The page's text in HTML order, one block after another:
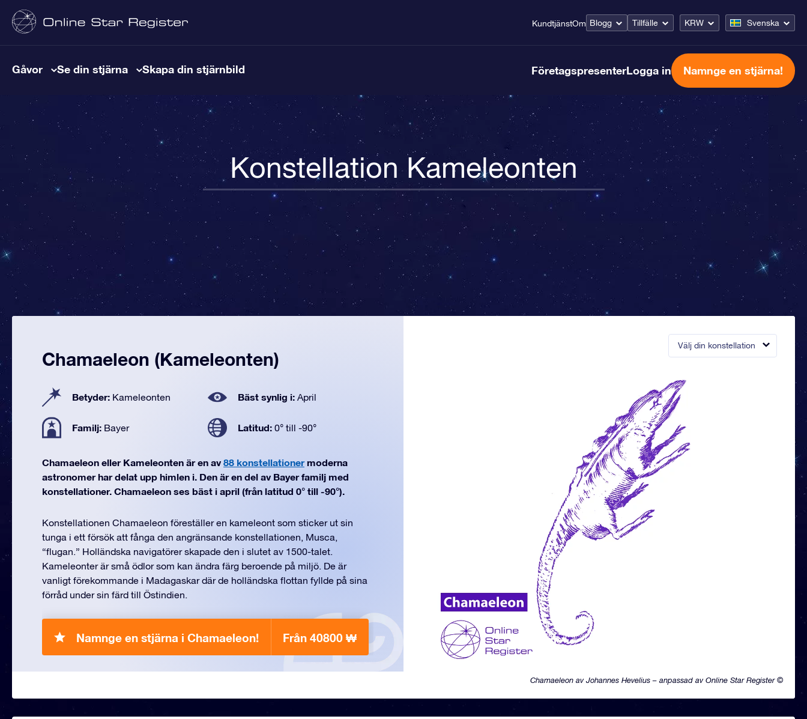
KundtjänstOm Blogg Tillfälle KRW Svenska
Gåvor Se din stjärna Skapa din stjärnbild FöretagspresenterLogga in Namnge en stjärna!
Konstellation Kameleonten
Välj din konstellation
Chamaeleon av Johannes Hevelius – anpassad av Online Star Register ©
Chamaeleon (Kameleonten)
Betyder: Kameleonten Bäst synlig i: April
Familj: Bayer Latitud: 0° till -90°
Chamaeleon eller Kameleonten är en av 88 konstellationermoderna
astronomer har delat upp himlen i. Den är en del av Bayer familj med
konstellationer. Chamaeleon ses bäst i april (från latitud 0° till -90°).
Konstellationen Chamaeleon föreställer en kameleont som sticker ut sin
tunga i ett försök att fånga den angränsande konstellationen, Musca,
“flugan.” Holländska navigatörer skapade den i slutet av 1500-talet.
Kameleonter är små ödlor som kan ändra färg beroende på miljö. De är
vanligt förekommande i Madagaskar där de holländska flottan fyllde på sina
förråd under sin färd till Östindien.
Namnge en stjärna i Chamaeleon! Från 40800 ₩